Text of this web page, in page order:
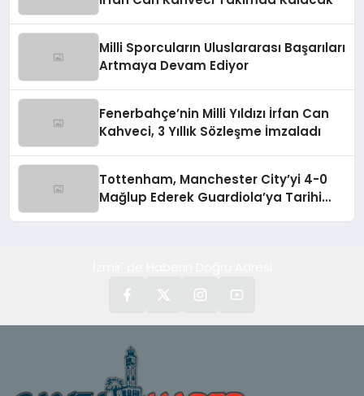
Milli Sporcuların Uluslararası Başarıları
Artmaya Devam Ediyor
Fenerbahçe’nin Milli Yıldızı İrfan Can
Kahveci, 3 Yıllık Sözleşme İmzaladı
Tottenham, Manchester City’yi 4-0
Mağlup Ederek Guardiola’ya Tarihi